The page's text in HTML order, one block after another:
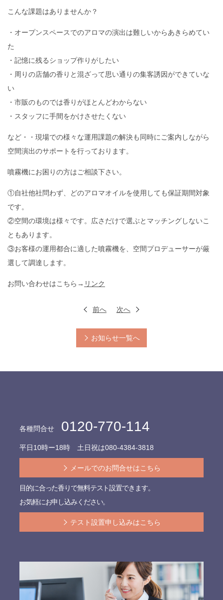
こんな課題はありませんか？
・オープンスペースでのアロマの演出は難しいからあきらめてい
た
・記憶に残るショップ作りがしたい
・周りの店舗の香りと混ざって思い通りの集客誘因ができていな
い
・市販のものでは香りがほとんどわからない
・スタッフに手間をかけさせたくない
など・・現場での様々な運用課題の解決も同時にご案内しながら
空間演出のサポートを行っております。
噴霧機にお困りの方はご相談下さい。
①自社他社問わず、どのアロマオイルを使用しても保証期間対象
です。
②空間の環境は様々です。広さだけで選ぶとマッチングしないこ
ともあります。
③お客様の運用都合に適した噴霧機を、空間プロデューサーが厳
選して調達します。
お問い合わせはこちら→ リンク
前へ 次へ
お知らせ一覧へ
各種問合せ 0120-770-114
平日10時ー18時 土日祝は080-4384-3818
メールでのお問合せはこちら
目的に合った香りで無料テスト設置できます。
お気軽にお申し込みください。
テスト設置申し込みはこちら